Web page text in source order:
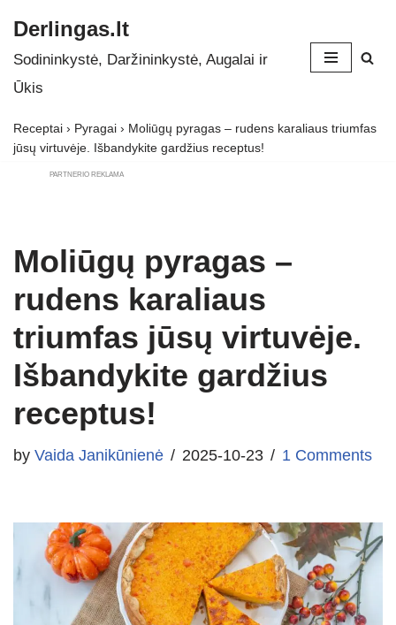
Skip
to
Derlingas.lt
Sodininkystė, Daržininkystė, Augalai ir
Ūkis
Receptai › Pyragai › Moliūgų pyragas – rudens karaliaus triumfas
jūsų virtuvėje. Išbandykite gardžius receptus!
PARTNERIO REKLAMA
Moliūgų pyragas –
rudens karaliaus
triumfas jūsų virtuvėje.
Išbandykite gardžius
receptus!
by Vaida Janikūnienė 2025-10-23 1 Comments